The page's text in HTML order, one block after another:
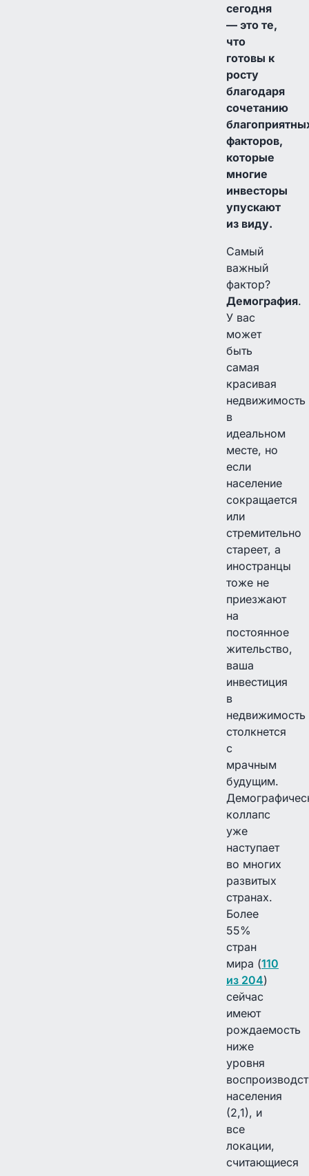
сегодня
— это те,
что
готовы к
росту
благодаря
сочетанию
факторов,
которые
многие
инвесторы
упускают
из виду.
Самый
важный
фактор?
Демография.
У вас
может
быть
самая
красивая
недвижимость
в
идеальном
месте, но
если
население
сокращается
или
стремительно
стареет, а
иностранцы
тоже не
приезжают
на
постоянное
жительство,
ваша
инвестиция
в
недвижимость
столкнется
с
мрачным
будущим.
коллапс
уже
наступает
во многих
развитых
странах.
Более
55%
стран
мира (110
из 204)
сейчас
имеют
рождаемость
ниже
уровня
населения
(2,1), и
все
локации,
считающиеся